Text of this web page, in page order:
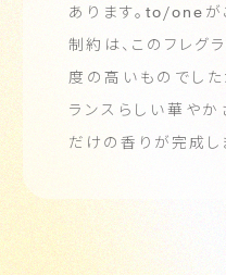
あります。 to/one
制約は、このフレグ
度の高いものでした
ランスらしい華や
だけの香りが完成し